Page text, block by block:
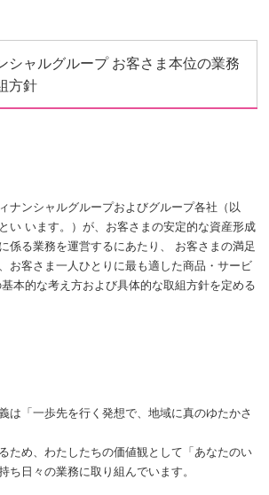
シャルグループ お客さま本位の業務
方針
ナンシャルグループおよびグループ各社（以
い います。）が、お客さまの安定的な資産形成
係る業務を運営するにあたり、 お客さまの満足
お客さま一人ひとりに最も適した商品・サービ
本的な考え方および具体的な取組方針を定める
は「一歩先を行く発想で、地域に真のゆたかさ
ため、わたしたちの価値観として「あなたのい
ち日々の業務に取り組んでいます。